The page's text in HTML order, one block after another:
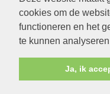
cookies om de
functioneren en het
te kunnen
Ja, ik